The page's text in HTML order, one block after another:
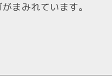
まみれています。